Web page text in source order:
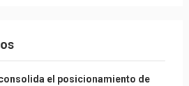
el posicionamiento de